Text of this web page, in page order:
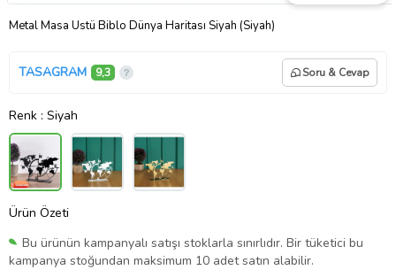
Metal Masa Üstü Biblo Dünya Haritası Siyah (Siyah)
TASAGRAM 9,3 Soru & Cevap
Renk : Siyah
Ürün Özeti
Bu ürünün kampanyalı satışı stoklarla sınırlıdır. Bir tüketici bu
kampanya stoğundan maksimum 10 adet satın alabilir.